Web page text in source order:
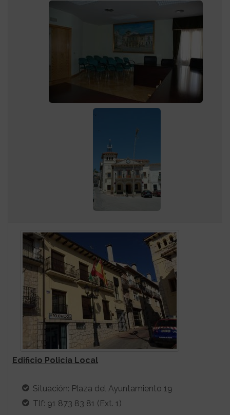
Edificio Policía Local
Situación: Plaza del Ayuntamiento 19
Tlf: 91 873 83 81 (Ext. 1)